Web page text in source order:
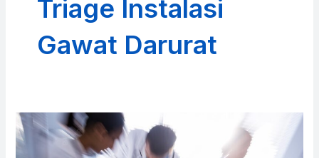
Triage Instalasi
Gawat Darurat